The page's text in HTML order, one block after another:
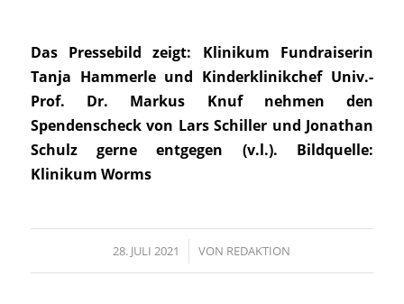
Das Pressebild zeigt: Klinikum Fundraiserin
Tanja Hammerle und Kinderklinikchef Univ.-
Prof. Dr. Markus Knuf nehmen den
Spendenscheck von Lars Schiller und Jonathan
Schulz gerne entgegen (v.l.). Bildquelle:
Klinikum Worms
28. JULI 2021
/ VON REDAKTION